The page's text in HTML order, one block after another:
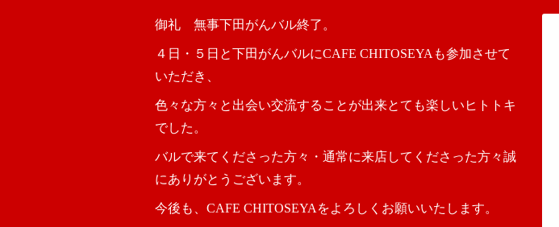
御礼 無事下田がんバル終了。
４日・５日と下田がんバルにCAFE CHITOSEYAも参加させて
いただき、
色々な方々と出会い交流することが出来とても楽しいヒトトキ
でした。
バルで来てくださった方々・通常に来店してくださった方々誠
にありがとうございます。
今後も、CAFE CHITOSEYAをよろしくお願いいたします。